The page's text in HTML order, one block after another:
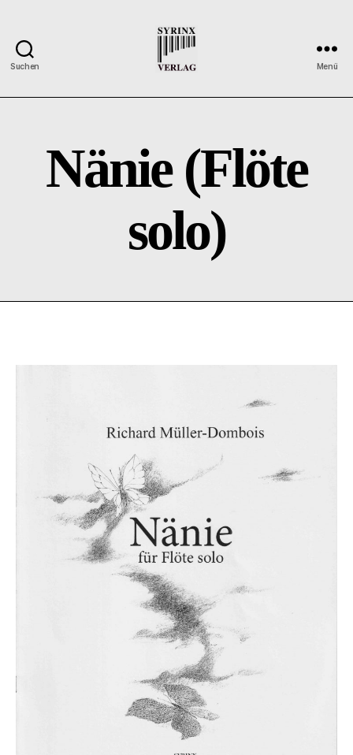
Suchen
Verlag
Verlag
der
Flötisten
Menü
Nänie (Flöte
solo)